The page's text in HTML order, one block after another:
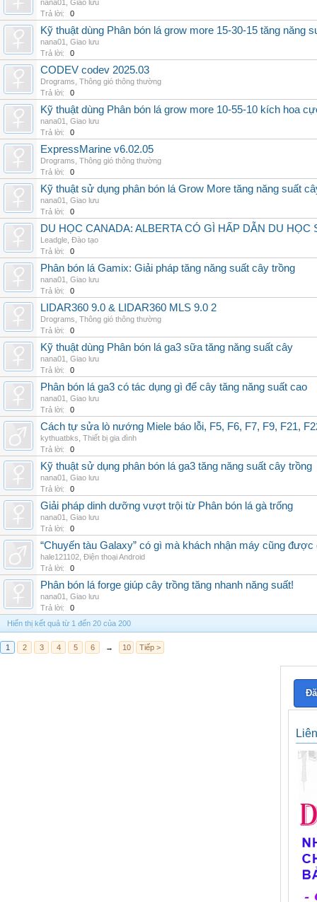
nana01
Giao lưu
Trả lời:
0
Kỹ thuật dùng Phân bón lá grow more 15-30-15 tăng năng
nana01
Giao lưu
Trả lời:
0
CODEV codev 2025.03
Drograms Thông gió thông thường
Trả lời:
0
Kỹ thuật dùng Phân bón lá grow more 10-55-10 kích hoa
nana01
Giao lưu
Trả lời:
0
ExpressMarine v6.02.05
Drograms Thông gió thông thường
Trả lời:
0
Kỹ thuật sử dụng phân bón lá Grow More tăng năng suất
nana01
Giao lưu
Trả lời:
0
DU HỌC CANADA: ALBERTA CÓ GÌ HẤP DẪN DU HỌC
Leadgle Đào tạo
Trả lời:
0
Phân bón lá Gamix: Giải pháp tăng năng suất cây trồng
nana01
Giao lưu
Trả lời:
0
LIDAR360 9.0 & LIDAR360 MLS 9.0 2
Drograms Thông gió thông thường
Trả lời:
0
Kỹ thuật dùng Phân bón lá ga3 sữa tăng năng suất cây
nana01
Giao lưu
Trả lời:
0
Phân bón lá ga3 có tác dụng gì để cây tăng năng suất cao
nana01
Giao lưu
Trả lời:
0
Cách tự sửa lò nướng Miele báo lỗi, F5, F6, F7, F9, F21,
kythuatbks Thiết bị gia đình
Trả lời:
0
Kỹ thuật sử dụng phân bón lá ga3 tăng năng suất cây trồng
nana01
Giao lưu
Trả lời:
0
Giải pháp dinh dưỡng vượt trội từ Phân bón lá gà trống
nana01
Giao lưu
Trả lời:
0
“Chuyến tàu Galaxy” có gì mà khách nhận máy cũng được
hale121102 Điện thoại Android
Trả lời:
0
Phân bón lá forge giúp cây trồng tăng nhanh năng suất!
nana01
Giao lưu
Trả lời:
0
Hiển thị kết quả từ 1 đến 20 của 200
1 2 3 4 5 6 → 10 Tiếp >